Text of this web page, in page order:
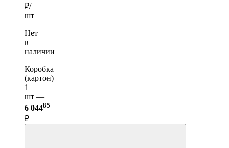
₽/
шт
Нет
в
наличии
Коробка
(картон)
1
шт —
6 04485
₽